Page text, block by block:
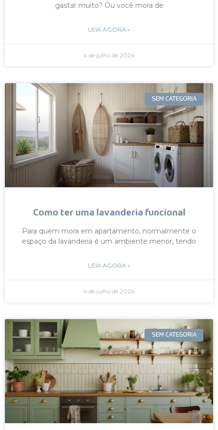
gastar muito? Ou você mora de
LEIA AGORA »
4 de julho de 2024
SEM CATEGORIA
Como ter uma lavanderia funcional
Para quem mora em apartamento, normalmente o
espaço da lavanderia é um ambiente menor, tendo
LEIA AGORA »
4 de julho de 2024
SEM CATEGORIA